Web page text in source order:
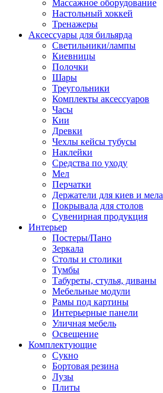
Массажное оборудование
Настольный хоккей
Тренажеры
Аксессуары для бильярда
Светильники/лампы
Киевницы
Полочки
Шары
Треугольники
Комплекты аксессуаров
Часы
Кии
Древки
Чехлы кейсы тубусы
Наклейки
Средства по уходу
Мел
Перчатки
Держатели для киев и мела
Покрывала для столов
Сувенирная продукция
Интерьер
Постеры/Пано
Зеркала
Столы и столики
Тумбы
Табуреты, стулья, диваны
Мебельные модули
Рамы под картины
Интерьерные панели
Уличная мебель
Освещение
Комплектующие
Сукно
Бортовая резина
Лузы
Плиты